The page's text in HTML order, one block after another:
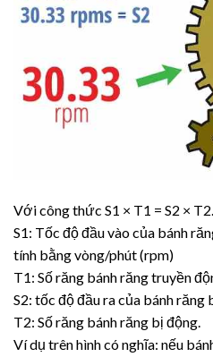
Với công thức S1 × T1 = S2 × T2.
S1: Tốc độ đầu vào của bánh
tính bằng vòng/phút (rpm)
T1: Số răng bánh răng truyền
S2: tốc độ đầu ra của bánh răng
T2: Số răng bánh răng bị động.
Ví dụ trên hình có nghĩa: nếu